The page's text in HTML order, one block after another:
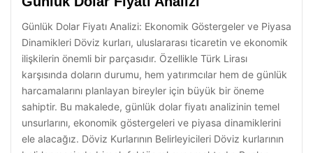
Günlük Dolar Fiyatı Analizi: Ekonomik Göstergeler ve Piyasa
Dinamikleri Döviz kurları, uluslararası ticaretin ve ekonomik
ilişkilerin önemli bir parçasıdır. Özellikle Türk Lirası
karşısında doların durumu, hem yatırımcılar hem de günlük
harcamalarını planlayan bireyler için büyük bir öneme
sahiptir. Bu makalede, günlük dolar fiyatı analizinin temel
unsurlarını, ekonomik göstergeleri ve piyasa dinamiklerini
ele alacağız. Döviz Kurlarının Belirleyicileri Döviz kurlarının